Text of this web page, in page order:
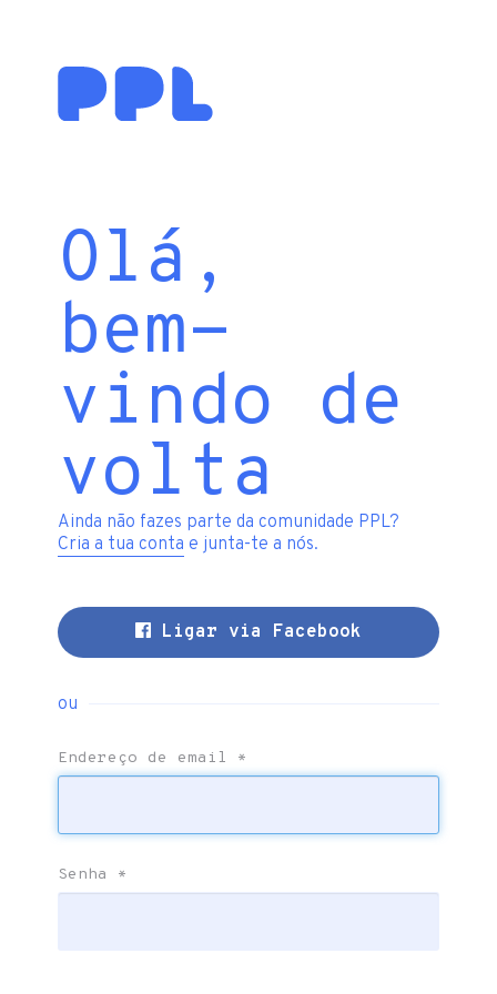
Olá,
bem-
vindo de
volta
Ainda não fazes parte da comunidade PPL?
Cria a tua conta e junta-te a nós.
Ligar via Facebook
ou
Endereço de email *
Senha *